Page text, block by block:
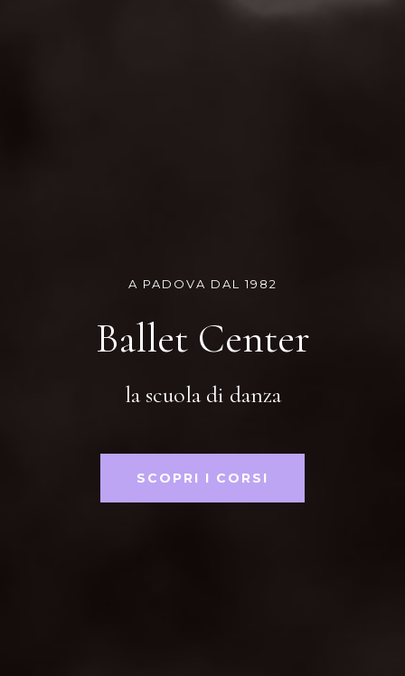
A PADOVA DAL 1982
Ballet Center
la scuola di danza
SCOPRI I CORSI